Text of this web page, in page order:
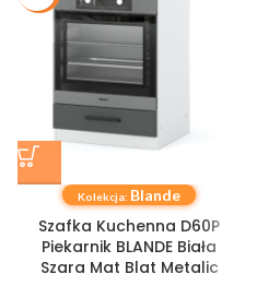
Kolekcja: Blande
Szafka Kuchenna D60P
Piekarnik BLANDE Biała
Szara Mat Blat Metalic